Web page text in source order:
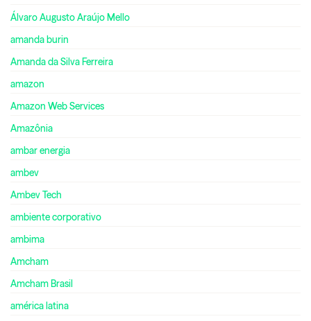
Álvaro Augusto Araújo Mello
amanda burin
Amanda da Silva Ferreira
amazon
Amazon Web Services
Amazônia
ambar energia
ambev
Ambev Tech
ambiente corporativo
ambima
Amcham
Amcham Brasil
américa latina